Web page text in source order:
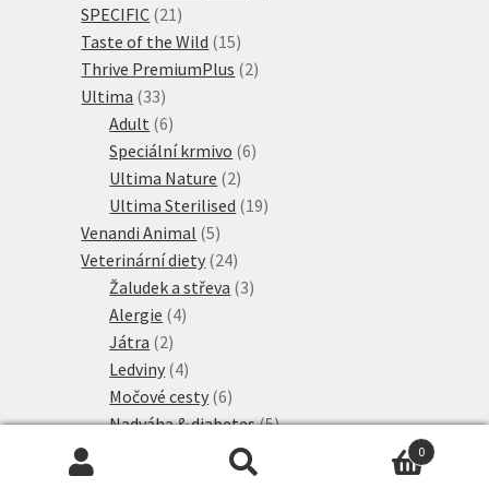
SPECIFIC 21 21
produktů
Taste of the Wild 1515
produktů
Thrive PremiumPlus 22
Ultima 3333
produktů
Adult 66
produktů
Speciální krmivo 66
Ultima Nature 22
produkty
Ultima Sterilised 1919
Venandi Animal 55
produktů
Veterinární diety 2424
produktů
Žaludek a střeva 33
Alergie 44
Játra 22
produkty
Ledviny 44
produkty
Močové cesty 66
produktů
Nadváha & diabetes 55
Veterinary & Expert 75
produktů
Alergie a intolerance
0